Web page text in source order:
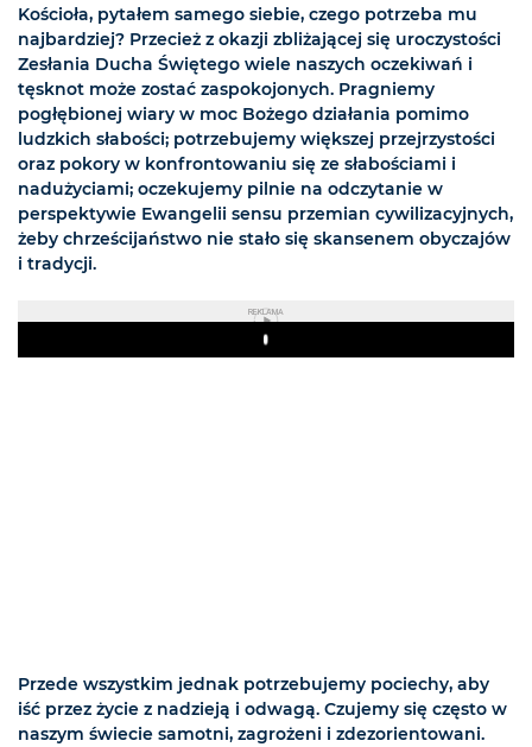
Kościoła, pytałem samego siebie, czego potrzeba mu
najbardziej? Przecież z okazji zbliżającej się uroczystości
Zesłania Ducha Świętego wiele naszych oczekiwań i
tęsknot może zostać zaspokojonych. Pragniemy
pogłębionej wiary w moc Bożego działania pomimo
ludzkich słabości; potrzebujemy większej przejrzystości
oraz pokory w konfrontowaniu się ze słabościami i
nadużyciami; oczekujemy pilnie na odczytanie w
perspektywie Ewangelii sensu przemian cywilizacyjnych,
żeby chrześcijaństwo nie stało się skansenem obyczajów
i tradycji.
REKLAMA
Play
Przede wszystkim jednak potrzebujemy pociechy, aby
iść przez życie z nadzieją i odwagą. Czujemy się często w
naszym świecie samotni, zagrożeni i zdezorientowani.